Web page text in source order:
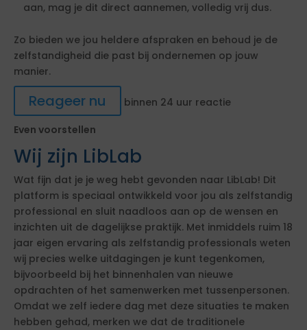
aan, mag je dit direct aannemen, volledig vrij dus.
Zo bieden we jou heldere afspraken en behoud je de
zelfstandigheid die past bij ondernemen op jouw
manier.
Reageer nu
binnen 24 uur reactie
Even voorstellen
Wij zijn LibLab
Wat fijn dat je je weg hebt gevonden naar LibLab! Dit
platform is speciaal ontwikkeld voor jou als zelfstandig
professional en sluit naadloos aan op de wensen en
inzichten uit de dagelijkse praktijk. Met inmiddels ruim 18
jaar eigen ervaring als zelfstandig professionals weten
wij precies welke uitdagingen je kunt tegenkomen,
bijvoorbeeld bij het binnenhalen van nieuwe
opdrachten of het samenwerken met tussenpersonen.
Omdat we zelf iedere dag met deze situaties te maken
hebben gehad, merken we dat de traditionele